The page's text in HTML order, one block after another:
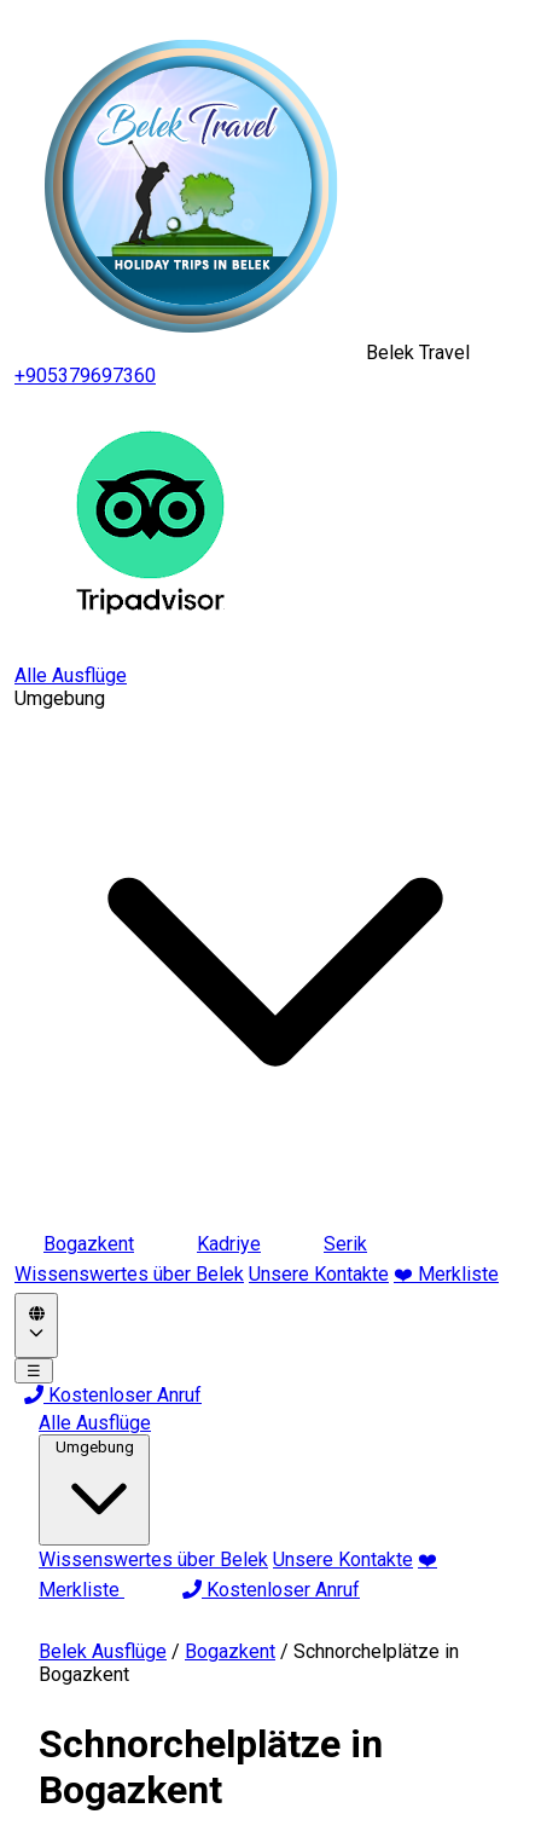
Belek Travel
+905379697360
Alle Ausflüge
Umgebung
Bogazkent Kadriye
Serik
Wissenswertes über Belek Unsere Kontakte ❤️ Merkliste
☰
Kostenloser Anruf
Alle Ausflüge
Umgebung
Wissenswertes über Belek Unsere Kontakte ❤️
Merkliste
Kostenloser Anruf
Belek Ausflüge / Bogazkent / Schnorchelplätze in
Bogazkent
Schnorchelplätze in
Bogazkent